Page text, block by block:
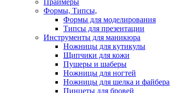
Праймеры
Формы, Типсы,
Формы для моделирования
Типсы для презентации
Инструменты для маникюра
Ножницы для кутикулы
Щипчики для кожи
Пушеры и шаберы
Ножницы для ногтей
Ножницы для шелка и файбера
Пинцеты для бровей